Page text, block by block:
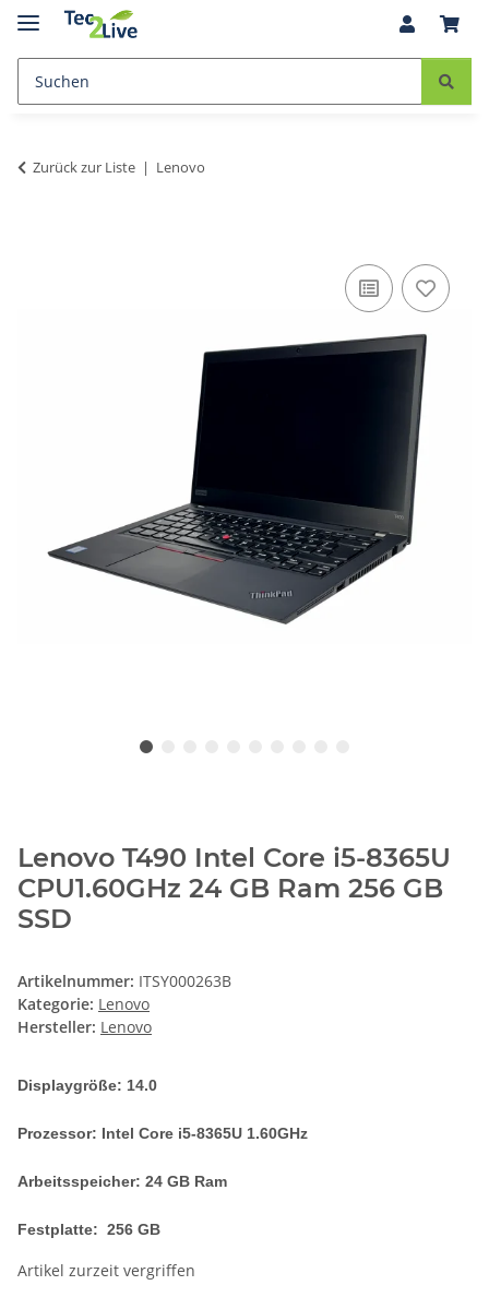
Zurück zur Liste Lenovo
Lenovo T490 Intel Core i5-8365U
CPU1.60GHz 24 GB Ram 256 GB
SSD
Artikelnummer: ITSY000263B
Kategorie: Lenovo
Hersteller: Lenovo
Displaygröße: 14.0
Prozessor: Intel Core i5-8365U 1.60GHz
Arbeitsspeicher: 24 GB Ram
Festplatte: 256 GB
Artikel zurzeit vergriffen